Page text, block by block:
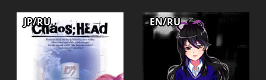
JP/RU EN/RU